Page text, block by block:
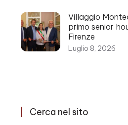
Villaggio
primo senior
Firenze
Luglio 8, 2026
Cerca nel sito